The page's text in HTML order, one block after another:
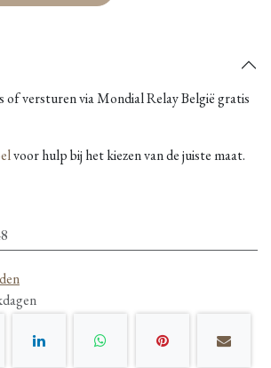
of versturen via Mondial Relay België gratis
voor hulp bij het kiezen van de juiste maat.